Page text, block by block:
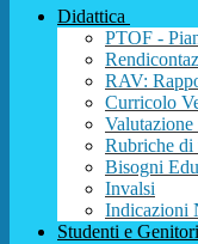
Didattica
PTOF -
RAV:
Curricolo
Rubriche di
Bisogni
Invalsi
Indicazioni
Studenti e Genitori